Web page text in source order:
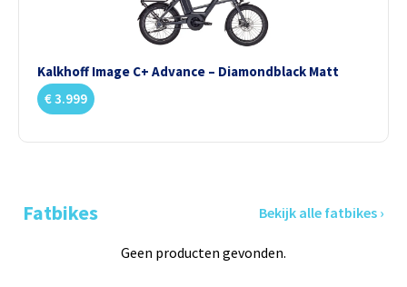
Kalkhoff Image C+ Advance – Diamondblack Matt
€3.999
Fatbikes Bekijk alle fatbikes ›
Geen producten gevonden.